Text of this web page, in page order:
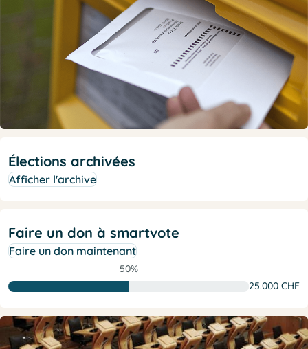
Élections archivées
Afficher l'archive
Faire un don à smartvote
Faire un don maintenant
50%
25.000 CHF